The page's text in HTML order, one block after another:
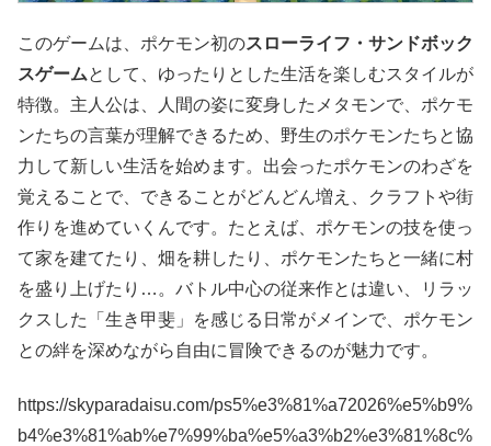
このゲームは、ポケモン初のスローライフ・サンドボック
スゲームとして、ゆったりとした生活を楽しむスタイルが
特徴。主人公は、人間の姿に変身したメタモンで、ポケモ
ンたちの言葉が理解できるため、野生のポケモンたちと協
力して新しい生活を始めます。出会ったポケモンのわざを
覚えることで、できることがどんどん増え、クラフトや街
作りを進めていくんです。たとえば、ポケモンの技を使っ
て家を建てたり、畑を耕したり、ポケモンたちと一緒に村
を盛り上げたり…。バトル中心の従来作とは違い、リラッ
クスした「生き甲斐」を感じる日常がメインで、ポケモン
との絆を深めながら自由に冒険できるのが魅力です。
https://skyparadaisu.com/ps5%e3%81%a72026%e5%b9%
b4%e3%81%ab%e7%99%ba%e5%a3%b2%e3%81%8c%